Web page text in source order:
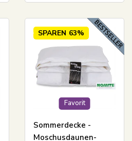
Favorit
SPAREN 63%
Sommerdecke -
Moschusdaunen-